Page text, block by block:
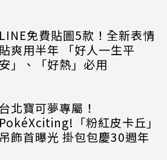
LINE免費貼圖5款！全新表情
貼爽用半年 「好人一生平
安」、「好熱」必用
台北寶可夢專屬！
PokéXciting!「粉紅皮卡丘」
吊飾首曝光 掛包包慶30週年